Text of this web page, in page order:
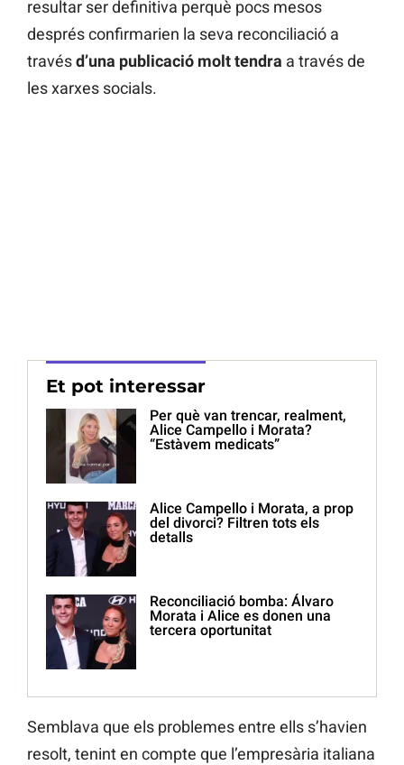
resultar ser definitiva perquè pocs mesos
després confirmarien la seva reconciliació a
travésd’una publicació molt tendra a través de
les xarxes socials.
Et pot interessar
Per què van trencar, realment,
Alice Campello i Morata?
“Estàvem medicats”
Alice Campello i Morata, a prop
del divorci? Filtren tots els
detalls
Reconciliació bomba: Álvaro
Morata i Alice es donen una
tercera oportunitat
Semblava que els problemes entre ells s’havien
resolt, tenint en compte que l’empresària italiana